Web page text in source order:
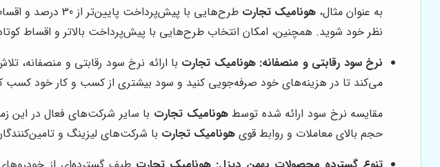
به عنوان مثال، هونامیک تجارت
نظر خود شوید. همچنین، امکان انتخاب طرح‌هایی با پیش‌پرداخت بالاتر و اقساط
نرخ سود رقابتی و منصفانه: هونامیک تجارت با ارائه نرخ سود رقابتی و منصفانه،
می‌کند تا در هزینه‌های خود صرفه‌جویی کنید و سود بیشتری از کسب و کار خود کسب
مقایسه نرخ سود ارائه شده توسطهونامیک تجارت با سایر شرکت‌های فعال در این
حجم بالای معاملات و روابط قوی هونامیک تجارت با شرکت‌های لیزینگ و